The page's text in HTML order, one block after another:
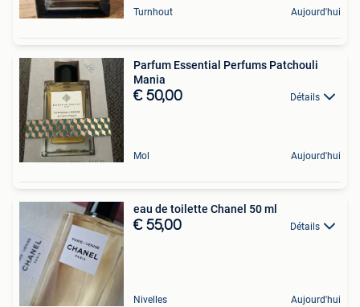
Turnhout Aujourd'hui
Parfum Essential Perfums Patchouli
Mania
€ 50,00 Détails
Mol Aujourd'hui
eau de toilette Chanel 50 ml
€ 55,00 Détails
Nivelles Aujourd'hui